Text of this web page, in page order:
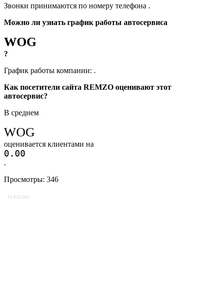
Звонки принимаются по номеру телефона .
Можно ли узнать график работы автосервиса
WOG
?
График работы компании: .
Как посетители сайта REMZO оценивают этот
автосервис?
В среднем
WOG
оценивается клиентами на
0.00
.
Просмотры: 346
РЕКЛАМА